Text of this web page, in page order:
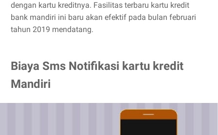
dengan kartu kreditnya. Fasilitas terbaru kartu kredit
bank mandiri ini baru akan efektif pada bulan februari
tahun 2019 mendatang.
Biaya Sms Notifikasi kartu kredit
Mandiri